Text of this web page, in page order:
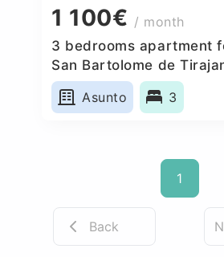
1 100€ / month
3 bedrooms apartment
San Bartolome de
Asunto
3
1
Back